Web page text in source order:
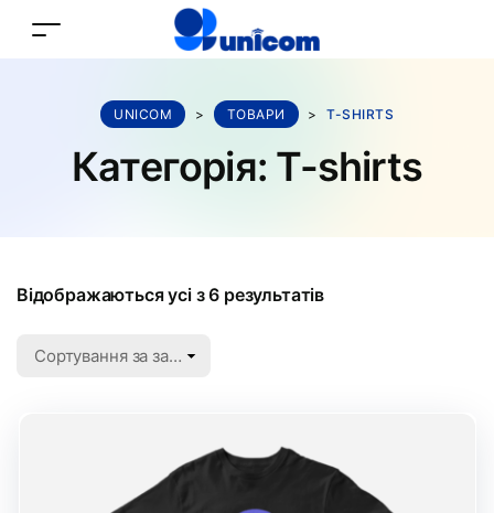
Категорія: T-shirts
UNICOM > ТОВАРИ > T-SHIRTS
Відображаються усі з 6 результатів